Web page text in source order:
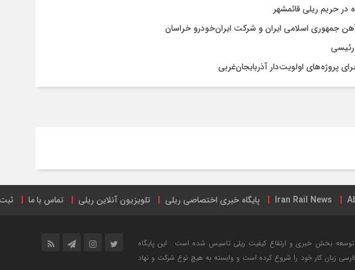
در حریم ریلی قائمشهر
جمهوری اسلامی ایران و شرکت ایران‌خودرو خراسان
رئیسی
پروژه‌های اولویت‌دار آذربایجان‌غربی
Iran Rail News پایگاه خبری اختصاصی ریلی تلویزیون آنلاین ریلی تماس با ما
مرکز آموزش راه آهن نرم افزار ریل نیوز نمایشگاه حمل و نقل ریلی
ریل نیوز در سال 1396 با هدف توسعه بخش خبری و ارتقاع کیفیت ریلی تاسیس شده است . این پایگاه
زبان کار خود را شروع کرده است و وابسته به هیچ نوع شرکت و نهاد